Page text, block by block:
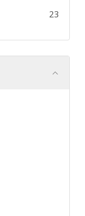
23